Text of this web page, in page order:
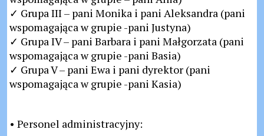
✓ Grupa III – pani Monika i pani Aleksandra (pani
wspomagająca w grupie -pani Justyna)
✓ Grupa IV – pani Barbara i pani Małgorzata (pani
wspomagająca w grupie -pani Basia)
✓ Grupa V – pani Ewa i pani dyrektor (pani
wspomagająca w grupie -pani Kasia)
• Personel administracyjny: